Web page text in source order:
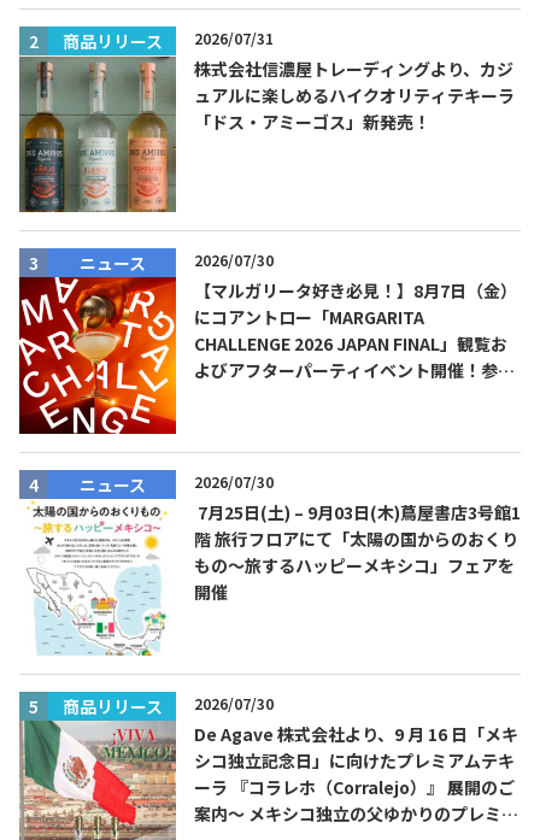
商品リリース 2026/07/31
株式会社信濃屋トレーディングより、カジ
ュアルに楽しめるハイクオリティテキーラ
「ドス・アミーゴス」新発売！
ニュース 2026/07/30
【マルガリータ好き必見！】8月7日（金）
にコアントロー「MARGARITA
CHALLENGE 2026 JAPAN FINAL」観覧お
よびアフターパーティイベント開催！参加
ニュース 2026/07/30
7月25日(土) – 9月03日(木)蔦屋書店3号館1
階 旅行フロアにて「太陽の国からのおくり
もの～旅するハッピーメキシコ」フェアを
開催
商品リリース 2026/07/30
De Agave 株式会社より、9 月 16 日「メキ
シコ独立記念日」に向けたプレミアムテキ
ーラ 『コラレホ（Corralejo）』 展開のご
案内〜 メキシコ独立の父ゆかりのプレミア